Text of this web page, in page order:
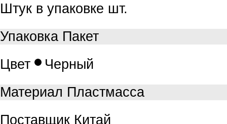
Штук в упаковке шт.
Упаковка Пакет
Цвет
Черный
Материал Пластмасса
Поставщик Китай